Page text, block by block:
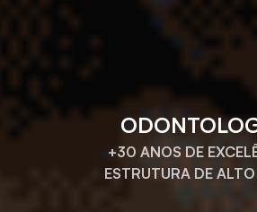
+30 ANOS DE
ESTRUTURA DE